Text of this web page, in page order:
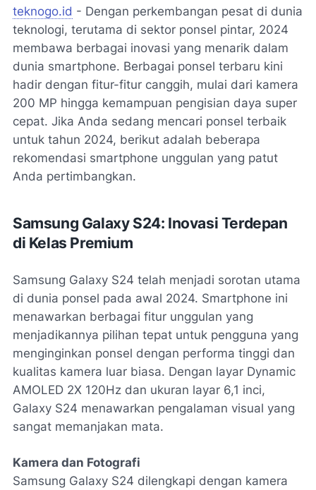
teknogo.id - Dengan perkembangan pesat di dunia
teknologi, terutama di sektor ponsel pintar, 2024
membawa berbagai inovasi yang menarik dalam
dunia smartphone. Berbagai ponsel terbaru kini
hadir dengan fitur-fitur canggih, mulai dari kamera
200 MP hingga kemampuan pengisian daya super
cepat. Jika Anda sedang mencari ponsel terbaik
untuk tahun 2024, berikut adalah beberapa
rekomendasi smartphone unggulan yang patut
Anda pertimbangkan.
Samsung Galaxy S24: Inovasi Terdepan
di Kelas Premium
Samsung Galaxy S24 telah menjadi sorotan utama
di dunia ponsel pada awal 2024. Smartphone ini
menawarkan berbagai fitur unggulan yang
menjadikannya pilihan tepat untuk pengguna yang
menginginkan ponsel dengan performa tinggi dan
kualitas kamera luar biasa. Dengan layar Dynamic
AMOLED 2X 120Hz dan ukuran layar 6,1 inci,
Galaxy S24 menawarkan pengalaman visual yang
sangat memanjakan mata.
Kamera dan Fotografi
Samsung Galaxy S24 dilengkapi dengan kamera